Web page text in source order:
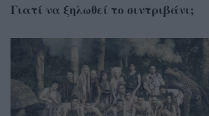
Γιατί να ξηλωθεί το σιντριβάνι;